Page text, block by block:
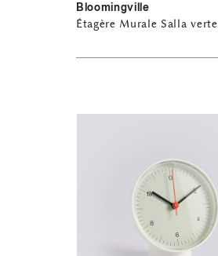
Bloomingville
Étagère Murale Salla verte